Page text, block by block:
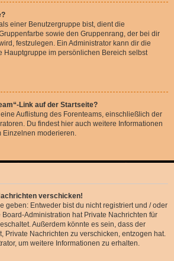
einer Benutzergruppe bist, dient die
sowie den Gruppenrang, der bei dir
festzulegen. Ein Administrator kann dir die
Hauptgruppe im persönlichen Bereich selbst
Link auf der Startseite?
Auflistung des Forenteams, einschließlich der
Du findest hier auch weitere Informationen
Einzelnen moderieren.
verschicken!
geben: Entweder bist du nicht registriert und / oder
Administration hat Private Nachrichten für
Außerdem könnte es sein, dass der
Private Nachrichten zu verschicken, entzogen hat.
um weitere Informationen zu erhalten.